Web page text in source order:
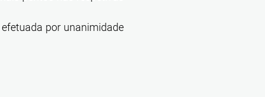
por unanimidade